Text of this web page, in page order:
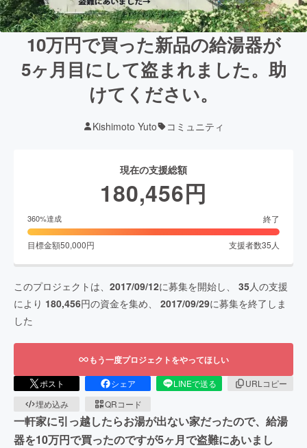
10万円で買った新品の給湯器が
5ヶ月目にして盗まれました。助
けてください。
Kishimoto Yuto コミュニティ
現在の支援総額
180,456円
360%達成 終了
目標金額50,000円 支援者数35 人
このプロジェクトは、 2017/09/12に募集を開始し、 35人の支援
により 180,456円の資金を集め、 2017/09/29に募集を終了しま
した
もう一度プロジェクトをやってほしい
ポスト シェア LINEで送る
URLコピー
埋め込み
QRコード
一軒家に引っ越したらお湯が出ない家だったので、給湯
器を10万円で買ったのですが5ヶ月で盗難にあいまし